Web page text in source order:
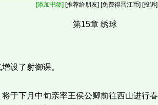
[添加书签] [推荐给朋友] [免费得晋江币] [投诉]
第15章 绣球
设了射御课。
下月中旬亲率王侯公卿前往西山进行